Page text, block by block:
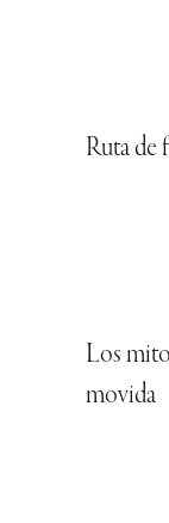
Ruta de
Los
movida